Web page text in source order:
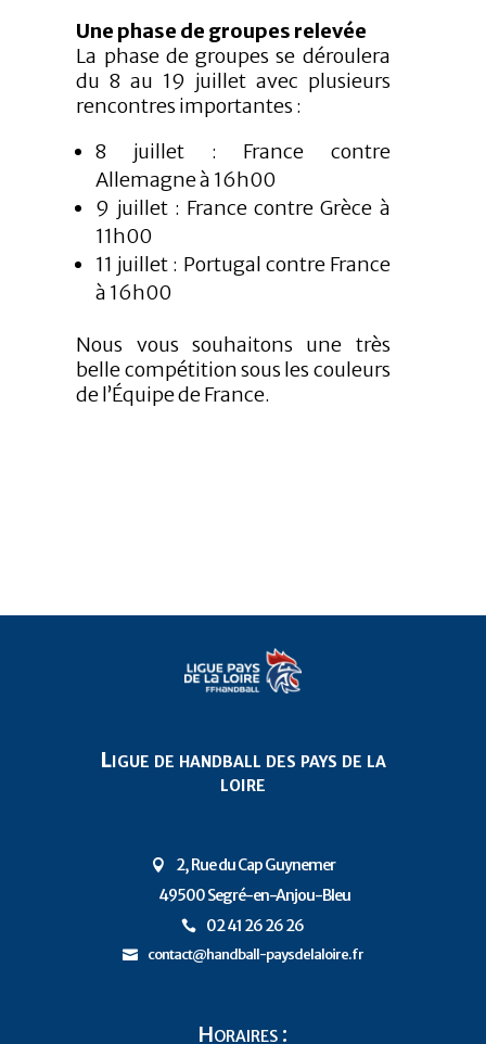
Une phase de groupes relevée
La phase de groupes se déroulera
du 8 au 19 juillet avec plusieurs
rencontres importantes :
8 juillet : France contre
Allemagne à 16h00
9 juillet : France contre Grèce à
11h00
11 juillet : Portugal contre France
à 16h00
Nous vous souhaitons une très
belle compétition sous les couleurs
de l’Équipe de France.
Ligue de handball des pays de la
loire
 2, Rue du Cap Guynemer
49500 Segré-en-Anjou-Bleu
 02 41 26 26 26
 contact@handball-paysdelaloire.fr
Horaires :